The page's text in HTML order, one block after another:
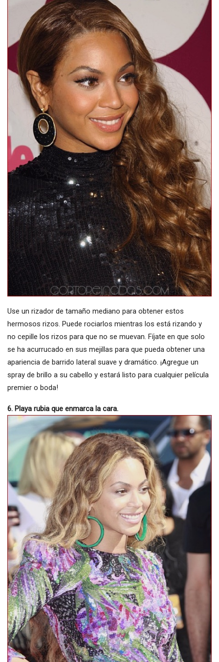
Use un rizador de tamaño mediano para obtener estos
hermosos rizos. Puede rociarlos mientras los está rizando y
no cepille los rizos para que no se muevan. Fíjate en que solo
se ha acurrucado en sus mejillas para que pueda obtener una
apariencia de barrido lateral suave y dramático. ¡Agregue un
spray de brillo a su cabello y estará listo para cualquier película
premier o boda!
6. Playa rubia que enmarca la cara.